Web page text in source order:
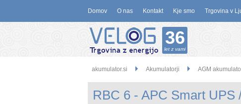
Domov O nas Kontakt Kje smo Trgovina v
36
let z vami
akumulator.si Akumulatorji AGM
RBC 6 - APC Smart UPS